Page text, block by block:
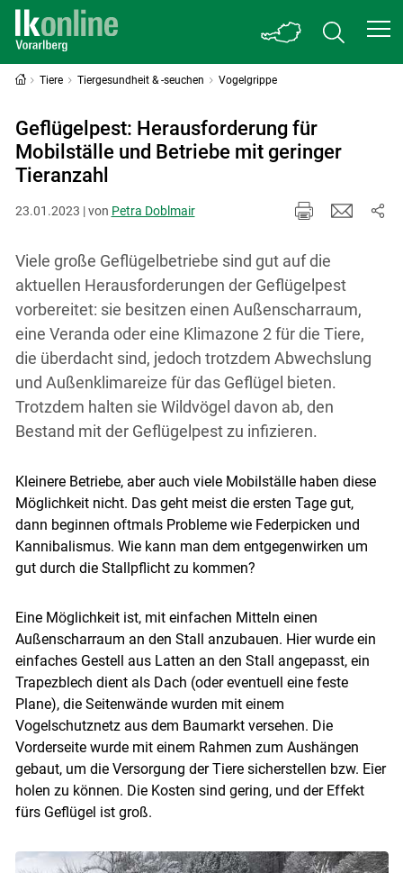
Tiere Tiergesundheit & -seuchen Vogelgrippe
Geflügelpest: Herausforderung für
Mobilställe und Betriebe mit geringer
Tieranzahl
23.01.2023 | von Petra Doblmair
Viele große Geflügelbetriebe sind gut auf die
aktuellen Herausforderungen der Geflügelpest
vorbereitet: sie besitzen einen Außenscharraum,
eine Veranda oder eine Klimazone 2 für die Tiere,
die überdacht sind, jedoch trotzdem Abwechslung
und Außenklimareize für das Geflügel bieten.
Trotzdem halten sie Wildvögel davon ab, den
Bestand mit der Geflügelpest zu infizieren.
Kleinere Betriebe, aber auch viele Mobilställe haben diese
Möglichkeit nicht. Das geht meist die ersten Tage gut,
dann beginnen oftmals Probleme wie Federpicken und
Kannibalismus. Wie kann man dem entgegenwirken um
gut durch die Stallpflicht zu kommen?
Eine Möglichkeit ist, mit einfachen Mitteln einen
Außenscharraum an den Stall anzubauen. Hier wurde ein
einfaches Gestell aus Latten an den Stall angepasst, ein
Trapezblech dient als Dach (oder eventuell eine feste
Plane), die Seitenwände wurden mit einem
Vogelschutznetz aus dem Baumarkt versehen. Die
Vorderseite wurde mit einem Rahmen zum Aushängen
gebaut, um die Versorgung der Tiere sicherstellen bzw. Eier
holen zu können. Die Kosten sind gering, und der Effekt
fürs Geflügel ist groß.